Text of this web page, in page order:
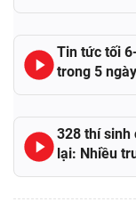
Tin tức tối
trong 5
328 thí sinh
lại: Nhiều